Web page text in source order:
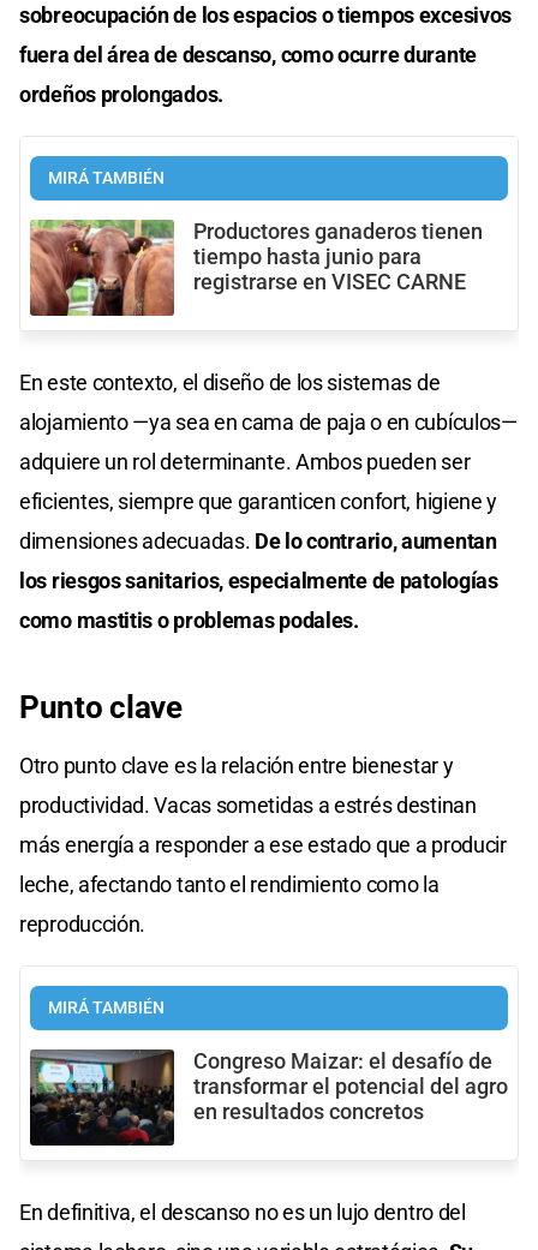
sobreocupación de los espacios o tiempos excesivos
fuera del área de descanso, como ocurre durante
ordeños prolongados.
MIRÁ TAMBIÉN
Productores ganaderos tienen
tiempo hasta junio para
registrarse en VISEC CARNE
En este contexto, el diseño de los sistemas de
alojamiento —ya sea en cama de paja o en cubículos—
adquiere un rol determinante. Ambos pueden ser
eficientes, siempre que garanticen confort, higiene y
dimensiones adecuadas. De lo contrario, aumentan
los riesgos sanitarios, especialmente de patologías
como mastitis o problemas podales.
Punto clave
Otro punto clave es la relación entre bienestar y
productividad. Vacas sometidas a estrés destinan
más energía a responder a ese estado que a producir
leche, afectando tanto el rendimiento como la
reproducción.
MIRÁ TAMBIÉN
Congreso Maizar: el desafío de
transformar el potencial del agro
en resultados concretos
En definitiva, el descanso no es un lujo dentro del